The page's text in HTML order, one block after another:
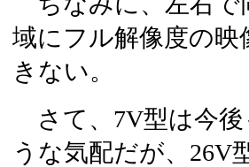
域にフル解像度の
きない。
さて、7V型は今後
うな気配だが、26V